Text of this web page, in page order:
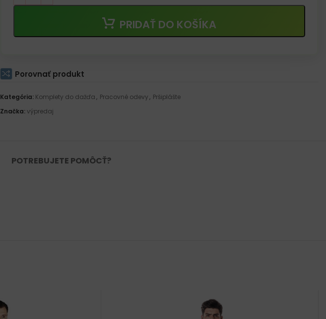
PRIDAŤ DO KOŠÍKA
Porovnať produkt
Kategória: Komplety do dažďa , Pracovné odevy , Pršiplášte
Značka:výpredaj
POTREBUJETE POMÔCŤ?